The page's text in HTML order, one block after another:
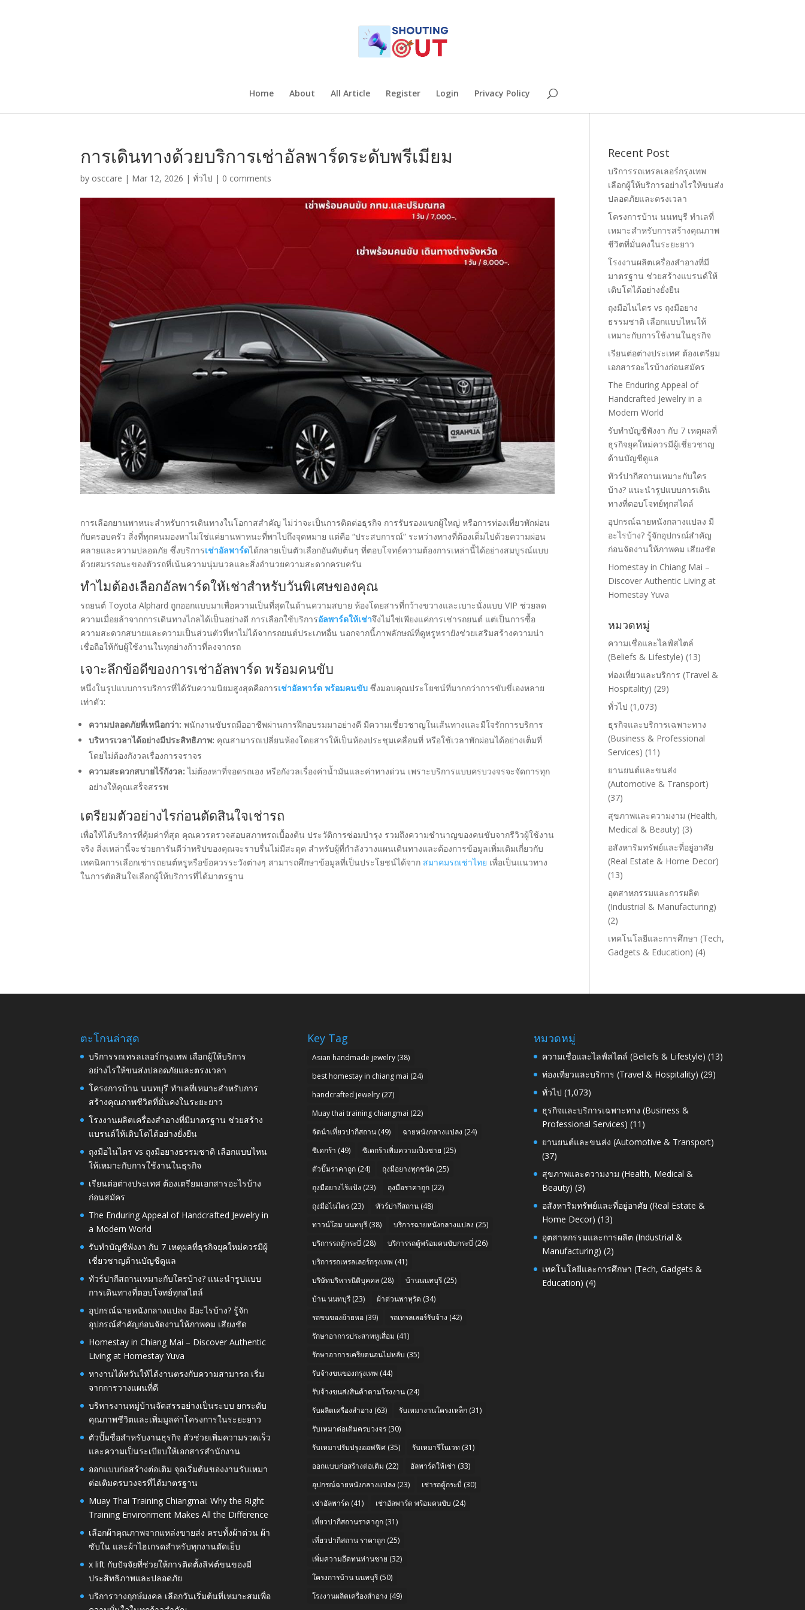
Home About All Article Register Login Privacy Policy
การเดินทางด้วยบริการเช่าอัลพาร์ดระดับพรีเมียม
by osccare | Mar 12, 2026 |ทั่วไป | 0 comments
การเลือกยานพาหนะสำหรับการเดินทางในโอกาสสำคัญ ไม่ว่าจะเป็นการติดต่อธุรกิจ การรับรองแขกผู้ใหญ่ หรือการท่องเที่ยวพักผ่อน
กับครอบครัว สิ่งที่ทุกคนมองหาไม่ใช่แค่ยานพาหนะที่พาไปถึงจุดหมาย แต่คือ “ประสบการณ์” ระหว่างทางที่ต้องเต็มไปด้วยความผ่อน
คลายและความปลอดภัย ซึ่งบริการเช่าอัลพาร์ดได้กลายเป็นตัวเลือกอันดับต้นๆ ที่ตอบโจทย์ความต้องการเหล่านี้ได้อย่างสมบูรณ์แบบ
ด้วยสมรรถนะของตัวรถที่เน้นความนุ่มนวลและสิ่งอำนวยความสะดวกครบครัน
ทำไมต้องเลือกอัลพาร์ดให้เช่าสำหรับวันพิเศษของคุณ
รถยนต์ Toyota Alphard ถูกออกแบบมาเพื่อความเป็นที่สุดในด้านความสบาย ห้องโดยสารที่กว้างขวางและเบาะนั่งแบบ VIP ช่วยลด
ความเมื่อยล้าจากการเดินทางไกลได้เป็นอย่างดี การเลือกใช้บริการอัลพาร์ดให้เช่าจึงไม่ใช่เพียงแค่การเช่ารถยนต์ แต่เป็นการซื้อ
ความสะดวกสบายและความเป็นส่วนตัวที่หาไม่ได้จากรถยนต์ประเภทอื่น นอกจากนี้ภาพลักษณ์ที่ดูหรูหรายังช่วยเสริมสร้างความน่า
เชื่อถือให้กับผู้ใช้งานในทุกย่างก้าวที่ลงจากรถ
เจาะลึกข้อดีของการเช่าอัลพาร์ด พร้อมคนขับ
หนึ่งในรูปแบบการบริการที่ได้รับความนิยมสูงสุดคือการเช่าอัลพาร์ด พร้อมคนขับ ซึ่งมอบคุณประโยชน์ที่มากกว่าการขับขี่เองหลาย
เท่าตัว:
ความปลอดภัยที่เหนือกว่า: พนักงานขับรถมืออาชีพผ่านการฝึกอบรมมาอย่างดี มีความเชี่ยวชาญในเส้นทางและมีใจรักการบริการ
บริหารเวลาได้อย่างมีประสิทธิภาพ: คุณสามารถเปลี่ยนห้องโดยสารให้เป็นห้องประชุมเคลื่อนที่ หรือใช้เวลาพักผ่อนได้อย่างเต็มที่
โดยไม่ต้องกังวลเรื่องการจราจร
ความสะดวกสบายไร้กังวล: ไม่ต้องหาที่จอดรถเอง หรือกังวลเรื่องค่าน้ำมันและค่าทางด่วน เพราะบริการแบบครบวงจรจะจัดการทุก
อย่างให้คุณเสร็จสรรพ
เตรียมตัวอย่างไรก่อนตัดสินใจเช่ารถ
เพื่อให้ได้บริการที่คุ้มค่าที่สุด คุณควรตรวจสอบสภาพรถเบื้องต้น ประวัติการซ่อมบำรุง รวมถึงความชำนาญของคนขับจากรีวิวผู้ใช้งาน
จริง สิ่งเหล่านี้จะช่วยการันตีว่าทริปของคุณจะราบรื่นไม่มีสะดุด สำหรับผู้ที่กำลังวางแผนเดินทางและต้องการข้อมูลเพิ่มเติมเกี่ยวกับ
เทคนิคการเลือกเช่ารถยนต์หรูหรือข้อควรระวังต่างๆ สามารถศึกษาข้อมูลที่เป็นประโยชน์ได้จาก สมาคมรถเช่าไทย เพื่อเป็นแนวทาง
ในการตัดสินใจเลือกผู้ให้บริการที่ได้มาตรฐาน
Recent Post
บริการรถเทรลเลอร์กรุงเทพ
เลือกผู้ให้บริการอย่างไรให้ขนส่ง
ปลอดภัยและตรงเวลา
โครงการบ้าน นนทบุรี ทำเลที่
เหมาะสำหรับการสร้างคุณภาพ
ชีวิตที่มั่นคงในระยะยาว
โรงงานผลิตเครื่องสำอางที่มี
มาตรฐาน ช่วยสร้างแบรนด์ให้
เติบโตได้อย่างยั่งยืน
ถุงมือไนไตร vs ถุงมือยาง
ธรรมชาติ เลือกแบบไหนให้
เหมาะกับการใช้งานในธุรกิจ
เรียนต่อต่างประเทศ ต้องเตรียม
เอกสารอะไรบ้างก่อนสมัคร
The Enduring Appeal of
Handcrafted Jewelry in a
Modern World
รับทำบัญชีพังงา กับ 7 เหตุผลที่
ธุรกิจยุคใหม่ควรมีผู้เชี่ยวชาญ
ด้านบัญชีดูแล
ทัวร์ปากีสถานเหมาะกับใคร
บ้าง? แนะนำรูปแบบการเดิน
ทางที่ตอบโจทย์ทุกสไตล์
อุปกรณ์ฉายหนังกลางแปลง มี
อะไรบ้าง? รู้จักอุปกรณ์สำคัญ
ก่อนจัดงานให้ภาพคม เสียงชัด
Homestay in Chiang Mai –
Discover Authentic Living at
Homestay Yuva
หมวดหมู่
ความเชื่อและไลฟ์สไตล์
(Beliefs & Lifestyle) (13)
ท่องเที่ยวและบริการ (Travel &
Hospitality) (29)
ทั่วไป (1,073)
ธุรกิจและบริการเฉพาะทาง
(Business & Professional
Services) (11)
ยานยนต์และขนส่ง
(Automotive & Transport)
(37)
สุขภาพและความงาม (Health,
Medical & Beauty) (3)
อสังหาริมทรัพย์และที่อยู่อาศัย
(Real Estate & Home Decor)
(13)
อุตสาหกรรมและการผลิต
(Industrial & Manufacturing)
(2)
เทคโนโลยีและการศึกษา (Tech,
Gadgets & Education) (4)
ตะโกนล่าสุด
บริการรถเทรลเลอร์กรุงเทพ เลือกผู้ให้บริการ
อย่างไรให้ขนส่งปลอดภัยและตรงเวลา
โครงการบ้าน นนทบุรี ทำเลที่เหมาะสำหรับการ
สร้างคุณภาพชีวิตที่มั่นคงในระยะยาว
โรงงานผลิตเครื่องสำอางที่มีมาตรฐาน ช่วยสร้าง
แบรนด์ให้เติบโตได้อย่างยั่งยืน
ถุงมือไนไตร vs ถุงมือยางธรรมชาติ เลือกแบบไหน
ให้เหมาะกับการใช้งานในธุรกิจ
เรียนต่อต่างประเทศ ต้องเตรียมเอกสารอะไรบ้าง
ก่อนสมัคร
The Enduring Appeal of Handcrafted Jewelry in
a Modern World
รับทำบัญชีพังงา กับ 7 เหตุผลที่ธุรกิจยุคใหม่ควรมีผู้
เชี่ยวชาญด้านบัญชีดูแล
ทัวร์ปากีสถานเหมาะกับใครบ้าง? แนะนำรูปแบบ
การเดินทางที่ตอบโจทย์ทุกสไตล์
อุปกรณ์ฉายหนังกลางแปลง มีอะไรบ้าง? รู้จัก
อุปกรณ์สำคัญก่อนจัดงานให้ภาพคม เสียงชัด
Homestay in Chiang Mai – Discover Authentic
Living at Homestay Yuva
หางานไต้หวันให้ได้งานตรงกับความสามารถ เริ่ม
จากการวางแผนที่ดี
บริหารงานหมู่บ้านจัดสรรอย่างเป็นระบบ ยกระดับ
คุณภาพชีวิตและเพิ่มมูลค่าโครงการในระยะยาว
ตัวปั๊มชื่อสำหรับงานธุรกิจ ตัวช่วยเพิ่มความรวดเร็ว
และความเป็นระเบียบให้เอกสารสำนักงาน
ออกแบบก่อสร้างต่อเติม จุดเริ่มต้นของงานรับเหมา
ต่อเติมครบวงจรที่ได้มาตรฐาน
Muay Thai Training Chiangmai: Why the Right
Training Environment Makes All the Difference
เลือกผ้าคุณภาพจากแหล่งขายส่ง ครบทั้งผ้าต่วน ผ้า
ซับใน และผ้าไฮเกรดสำหรับทุกงานตัดเย็บ
x lift กับปัจจัยที่ช่วยให้การติดตั้งลิฟต์ขนของมี
ประสิทธิภาพและปลอดภัย
บริการวางฤกษ์มงคล เลือกวันเริ่มต้นที่เหมาะสมเพื่อ
Key Tag
Asian handmade jewelry(38)
best homestay in chiang mai (24)
handcrafted jewelry(27)
Muay thai training chiangmai (22)
จัดนำเที่ยวปากีสถาน(49) ฉายหนังกลางแปลง (24)
ซิเดกร้า (49) ซิเดกร้าเพิ่มความเป็นชาย (25)
ตัวปั๊มราคาถูก(24) ถุงมือยางทุกชนิด (25)
ถุงมือยางไร้แป้ง (23) ถุงมือราคาถูก(22)
ถุงมือไนไตร(23) ทัวร์ปากีสถาน(48)
ทาวน์โฮม นนทบุรี(38) บริการฉายหนังกลางแปลง (25)
บริการรถตู้กระบี่ (28) บริการรถตู้พร้อมคนขับกระบี่ (26)
บริการรถเทรลเลอร์กรุงเทพ (41)
บริษัทบริหารนิติบุคคล(28) บ้านนนทบุรี(25)
บ้าน นนทบุรี(23) ผ้าต่วนพาหุรัด (34)
รถขนของย้ายหอ(39) รถเทรลเลอร์รับจ้าง (42)
รักษาอาการประสาทหูเสื่อม (41)
รักษาอาการเครียดนอนไม่หลับ (35)
รับจ้างขนของกรุงเทพ (44)
รับจ้างขนส่งสินค้าตามโรงงาน(24)
รับผลิตเครื่องสำอาง (63) รับเหมางานโครงเหล็ก(31)
รับเหมาต่อเติมครบวงจร(30)
รับเหมาปรับปรุงออฟฟิศ(35) รับเหมารีโนเวท (31)
ออกแบบก่อสร้างต่อเติม (22) อัลพาร์ดให้เช่า (33)
อุปกรณ์ฉายหนังกลางแปลง (23) เช่ารถตู้กระบี่ (30)
เช่าอัลพาร์ด (41) เช่าอัลพาร์ด พร้อมคนขับ (24)
เที่ยวปากีสถานราคาถูก(31)
เที่ยวปากีสถาน ราคาถูก(25)
เพิ่มความอึดทนท่านชาย (32)
โครงการบ้าน นนทบุรี(50)
โรงงานผลิตเครื่องสำอาง (49)
หมวดหมู่
ความเชื่อและไลฟ์สไตล์ (Beliefs & Lifestyle) (13)
ท่องเที่ยวและบริการ (Travel & Hospitality) (29)
ทั่วไป (1,073)
ธุรกิจและบริการเฉพาะทาง (Business &
Professional Services) (11)
ยานยนต์และขนส่ง (Automotive & Transport)
(37)
สุขภาพและความงาม (Health, Medical &
Beauty) (3)
อสังหาริมทรัพย์และที่อยู่อาศัย (Real Estate &
Home Decor) (13)
อุตสาหกรรมและการผลิต (Industrial &
Manufacturing) (2)
เทคโนโลยีและการศึกษา (Tech, Gadgets &
Education) (4)